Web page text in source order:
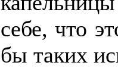
себе, что
бы таких